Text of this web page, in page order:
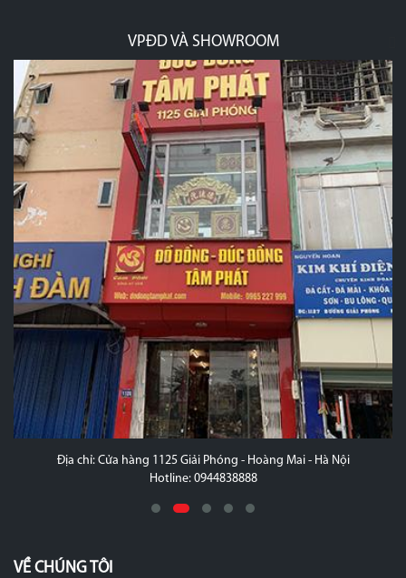
Mai - Hà Nội
XƯỞNG ĐÚC ĐỒNG, MẠ VÀNG,
Địa chỉ: Xóm 5 - khu B - Thị Trấn Lâm - Ý
VỀ CHÚNG TÔI